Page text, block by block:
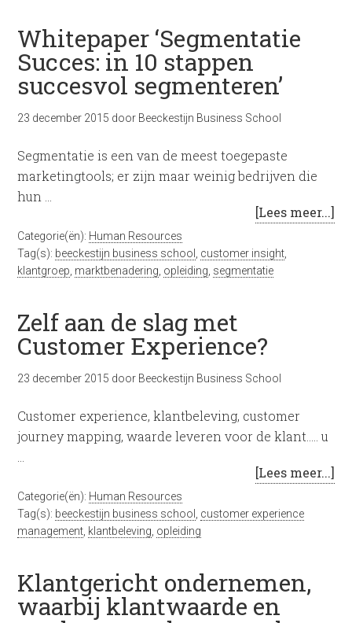
Whitepaper ‘Segmentatie
Succes: in 10 stappen
succesvol segmenteren’
23 december 2015 door Beeckestijn Business School
Segmentatie is een van de meest toegepaste
marketingtools; er zijn maar weinig bedrijven die
hun …
[Lees meer...]
Categorie(ën): Human Resources
Tag(s): beeckestijn business school customer insight
klantgroep marktbenadering opleiding segmentatie
Zelf aan de slag met
Customer Experience?
23 december 2015 door Beeckestijn Business School
Customer experience, klantbeleving, customer
journey mapping, waarde leveren voor de klant..... u
[Lees meer...]
Categorie(ën): Human Resources
Tag(s): beeckestijn business school
customer experience
management klantbeleving opleiding
Klantgericht ondernemen,
waarbij klantwaarde en